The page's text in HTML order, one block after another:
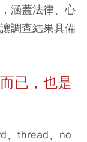
涵蓋法律、心
調查結果具備
已，也是
、thread、no